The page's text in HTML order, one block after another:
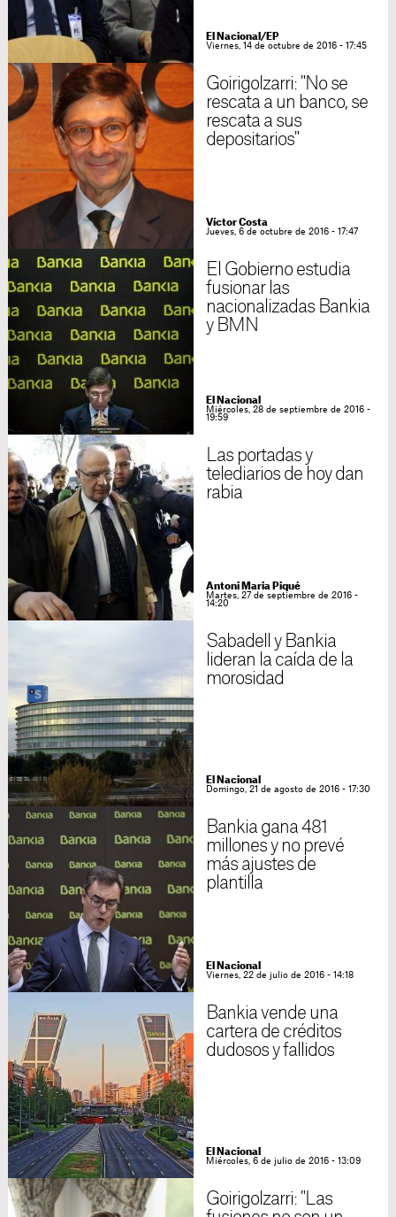
El Nacional/EP
Viernes, 14 de octubre de 2016 - 17:45
Goirigolzarri: "No se
rescata a un banco, se
rescata a sus
depositarios"
Víctor Costa
Jueves, 6 de octubre de 2016 - 17:47
El Gobierno estudia
fusionar las
nacionalizadas Bankia
y BMN
El Nacional
Miércoles, 28 de septiembre de 2016 -
19:59
Las portadas y
telediarios de hoy dan
rabia
Antoni Maria Piqué
Martes, 27 de septiembre de 2016 -
14:20
Sabadell y Bankia
lideran la caída de la
morosidad
El Nacional
Domingo, 21 de agosto de 2016 - 17:30
Bankia gana 481
millones y no prevé
más ajustes de
plantilla
El Nacional
Viernes, 22 de julio de 2016 - 14:18
Bankia vende una
cartera de créditos
dudosos y fallidos
El Nacional
Miércoles, 6 de julio de 2016 - 13:09
Goirigolzarri: "Las